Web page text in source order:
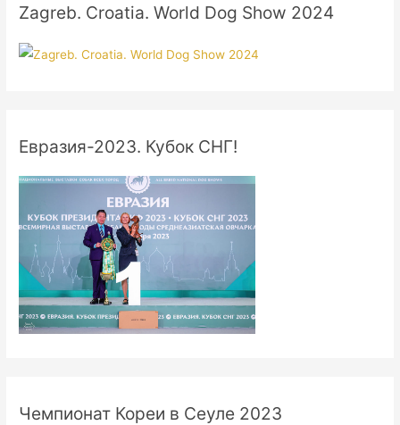
Zagreb. Croatia. World Dog Show 2024
Евразия-2023. Кубок СНГ!
Чемпионат Кореи в Сеуле 2023